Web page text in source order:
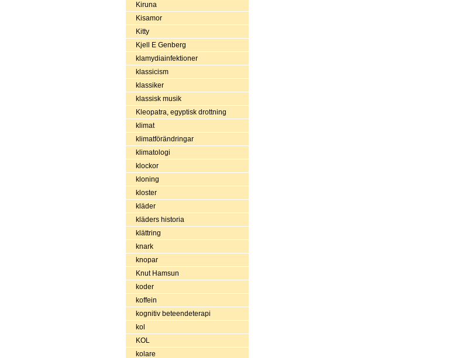
Kiruna
Kisamor
Kitty
Kjell E Genberg
klamydiainfektioner
klassicism
klassiker
klassisk musik
Kleopatra, egyptisk drottning
klimat
klimatförändringar
klimatologi
klockor
kloning
kloster
kläder
kläders historia
klättring
knark
knopar
Knut Hamsun
koder
koffein
kognitiv beteendeterapi
kol
KOL
kolare